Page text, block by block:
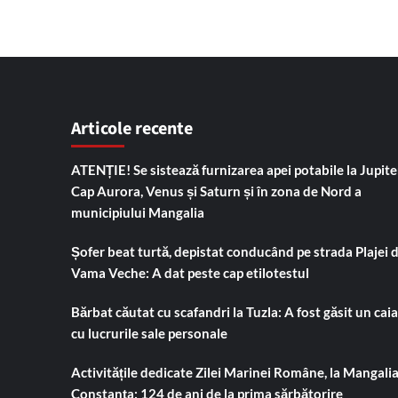
Articole recente
ATENȚIE! Se sistează furnizarea apei potabile la
Cap Aurora, Venus și Saturn și în zona de Nord a
municipiului Mangalia
Șofer beat turtă, depistat conducând pe strada Plajei
Vama Veche: A dat peste cap etilotestul
Bărbat căutat cu scafandri la Tuzla: A fost găsit un
cu lucrurile sale personale
Activitățile dedicate Zilei Marinei Române, la
Constanța: 124 de ani de la prima sărbătorire